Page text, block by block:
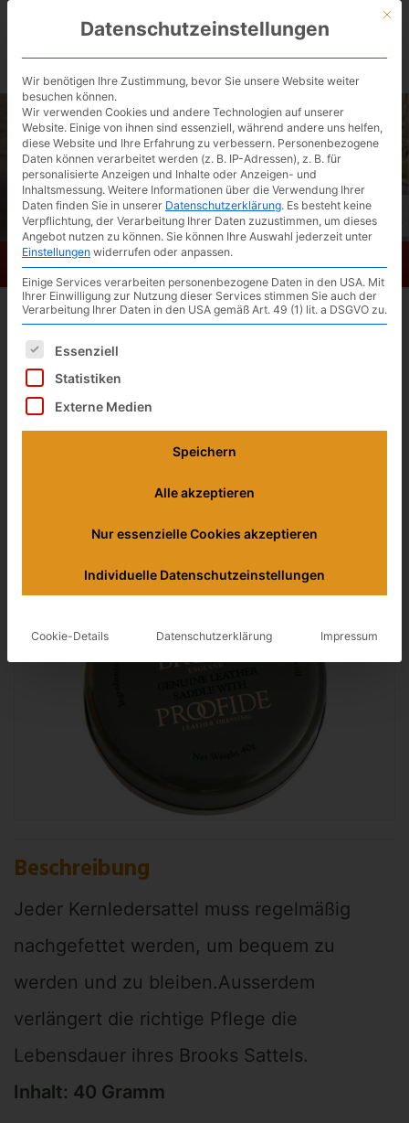
Skip
content
BIKESATTEL.de / kostenlose Ergonomie-
Bikesattel.de
Brooks Proofide Sattel Fett
(4 / 5 bei 35 Stimmen)
10,50 €
Beschreibung
Jeder Kernledersattel muss regelmäßig
nachgefettet werden, um bequem zu
werden und zu bleiben.Ausserdem
verlängert die richtige Pflege die
Lebensdauer ihres Brooks Sattels.
Inhalt: 40 Gramm
Mit
Datenschutzeinstellungen
Wir benötigen Ihre Zustimmung, bevor Sie unsere Website weiter
besuchen können.
Wir verwenden Cookies und andere Technologien auf unserer
Website. Einige von ihnen sind essenziell, während andere uns helfen,
diese Website und Ihre Erfahrung zu verbessern. Personenbezogene
Daten können verarbeitet werden (z. B. IP-Adressen), z. B. für
personalisierte Anzeigen und Inhalte oder Anzeigen- und
Inhaltsmessung. Weitere Informationen über die Verwendung Ihrer
Daten finden Sie in unserer Datenschutzerklärung. Es besteht keine
Verpflichtung, der Verarbeitung Ihrer Daten zuzustimmen, um dieses
Angebot nutzen zu können. Sie können Ihre Auswahl jederzeit unter
Einstellungen widerrufen oder anpassen.
Einige Services verarbeiten personenbezogene Daten in den USA. Mit
Ihrer Einwilligung zur Nutzung dieser Services stimmen Sie auch der
Verarbeitung Ihrer Daten in den USA gemäß Art. 49 (1) lit. a DSGVO zu.
Es folgt eine Liste der Service-Gruppen, für die eine
Essenziell
Statistiken
Externe Medien
Speichern
Alle akzeptieren
Nur essenzielle Cookies akzeptieren
Individuelle Datenschutzeinstellungen
Cookie-Details Datenschutzerklärung Impressum